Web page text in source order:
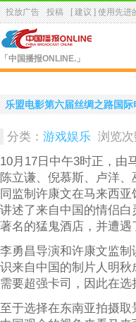
投放广告 投稿 [ 建议 ] 使用先进
「中国播报ONLINE.」
乐盟电影第六届丝绸之路国
分类： 游戏娱乐 浏览次
10月17日中午3时正，由
陈立谦、倪慕斯、卢洋
同监制许康文在马来西
讲述了来自中国的情侣
著名的猛鬼酒店，并遭
李勇昌导演和许康文监
识来自中国的制片人明
需要超强卡司，因此在选
至于选择在东南亚拍摄